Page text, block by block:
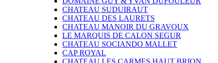
CHATEAU SUDUIRAUT
CHATEAU DES LAURETS
CHATEAU MANOIR DU GRAVOUX
LE MARQUIS DE CALON SEGUR
CHATEAU SOCIANDO MALLET
CAP ROYAL
CHATEAU LES CARMES HAUT BRION